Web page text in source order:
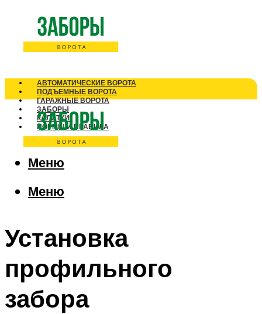
АВТОМАТИЧЕСКИЕ ВОРОТА
ПОДЪЕМНЫЕ ВОРОТА
ГАРАЖНЫЕ ВОРОТА
ЗАБОРЫ
КАЛИТКИ
НОРМЫ И ПРАВИЛА
Меню
Меню
Установка
профильного
забора